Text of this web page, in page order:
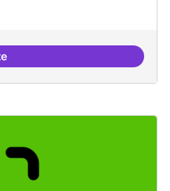
delirants que ho